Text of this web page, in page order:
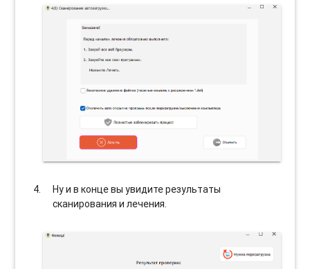
Ну и в конце вы увидите результаты
сканирования и лечения.